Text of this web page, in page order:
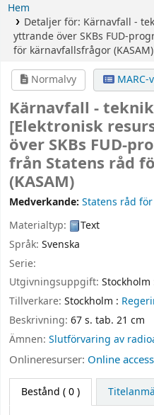
Hem
Detaljer för: Kärnavfall -
yttrande över SKBs FUD-
för kärnavfallsfrågor (KASAM)
Normalvy
MARC-
Kärnavfall -
[Elektronisk
över SKBs FUD-
från Statens råd
(KASAM)
Medverkande: Statens råd
Materialtyp:
Text
Språk: Svenska
Serie:
Utgivningsuppgift: Stockholm
Tillverkare: Stockholm :
Beskrivning: 67 s. tab. 21 cm
Ämnen: Slutförvaring av
Onlineresurser: Online access
Bestånd ( 0 )